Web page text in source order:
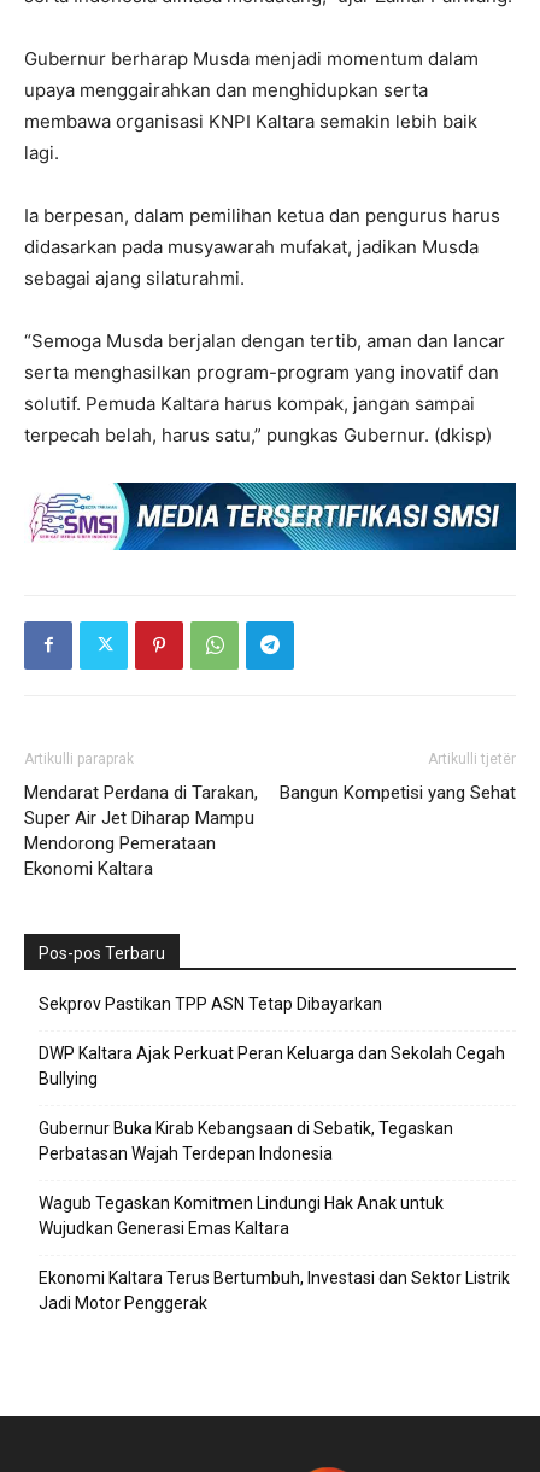
Gubernur berharap Musda menjadi momentum dalam
upaya menggairahkan dan menghidupkan serta
membawa organisasi KNPI Kaltara semakin lebih baik
lagi.
Ia berpesan, dalam pemilihan ketua dan pengurus harus
didasarkan pada musyawarah mufakat, jadikan Musda
sebagai ajang silaturahmi.
“Semoga Musda berjalan dengan tertib, aman dan lancar
serta menghasilkan program-program yang inovatif dan
solutif. Pemuda Kaltara harus kompak, jangan sampai
terpecah belah, harus satu,” pungkas Gubernur. (dkisp)
Artikulli paraprak
Mendarat Perdana di Tarakan,
Super Air Jet Diharap Mampu
Mendorong Pemerataan
Ekonomi Kaltara
Artikulli tjetër
Bangun Kompetisi yang Sehat
Pos-pos Terbaru
Sekprov Pastikan TPP ASN Tetap Dibayarkan
DWP Kaltara Ajak Perkuat Peran Keluarga dan Sekolah Cegah
Bullying
Gubernur Buka Kirab Kebangsaan di Sebatik, Tegaskan
Perbatasan Wajah Terdepan Indonesia
Wagub Tegaskan Komitmen Lindungi Hak Anak untuk
Wujudkan Generasi Emas Kaltara
Ekonomi Kaltara Terus Bertumbuh, Investasi dan Sektor Listrik
Jadi Motor Penggerak